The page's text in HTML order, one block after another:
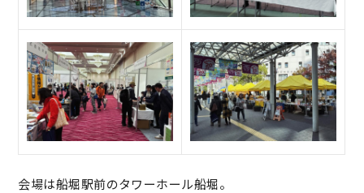
会場は船堀駅前のタワーホール船堀。